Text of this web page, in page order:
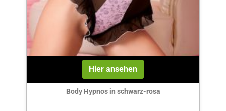
Hier ansehen
Body Hypnos in schwarz-rosa